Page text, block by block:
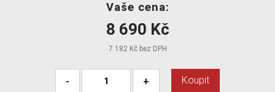
Vaše cena:
8 690 Kč
7 182 Kč bez DPH
- + Koupit